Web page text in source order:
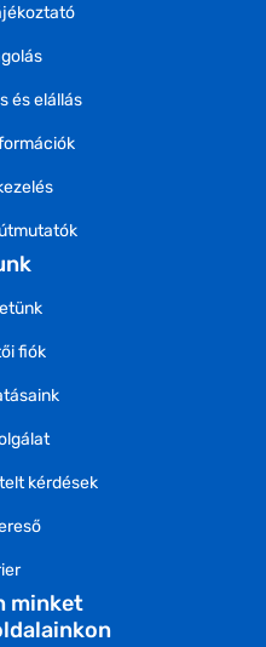
és elállás
fiók
kérdések
minket